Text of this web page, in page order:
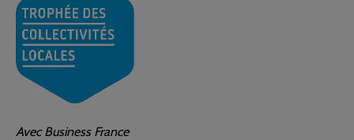
Avec Business France